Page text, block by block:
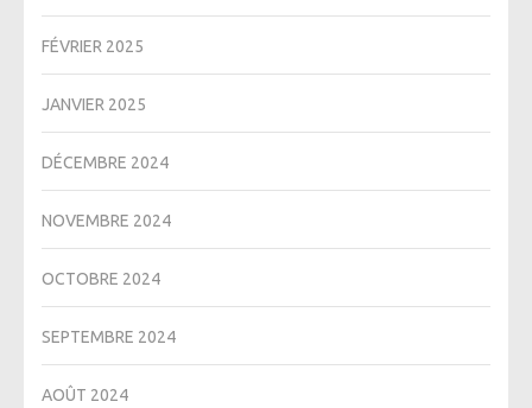
FÉVRIER 2025
JANVIER 2025
DÉCEMBRE 2024
NOVEMBRE 2024
OCTOBRE 2024
SEPTEMBRE 2024
AOÛT 2024